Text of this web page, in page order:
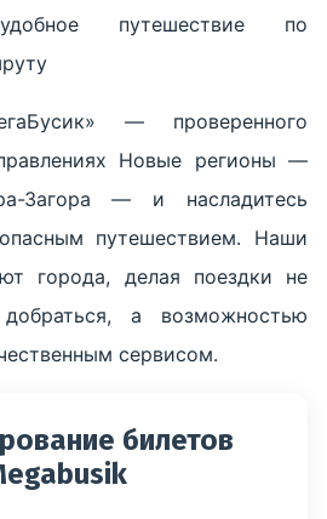
путешествие по
— проверенного
Новые регионы —
Загора — и насладитесь
путешествием. Наши
города, делая поездки не
а возможностью
сервисом.
билетов